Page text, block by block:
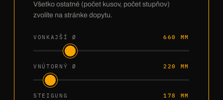
Všetko ostatné (počet kusov, počet stupňov)
zvolíte na stránke dopytu.
VONKAJŠÍ Ø 660 MM
VNÚTORNÝ Ø 220 MM
STEIGUNG 178 MM